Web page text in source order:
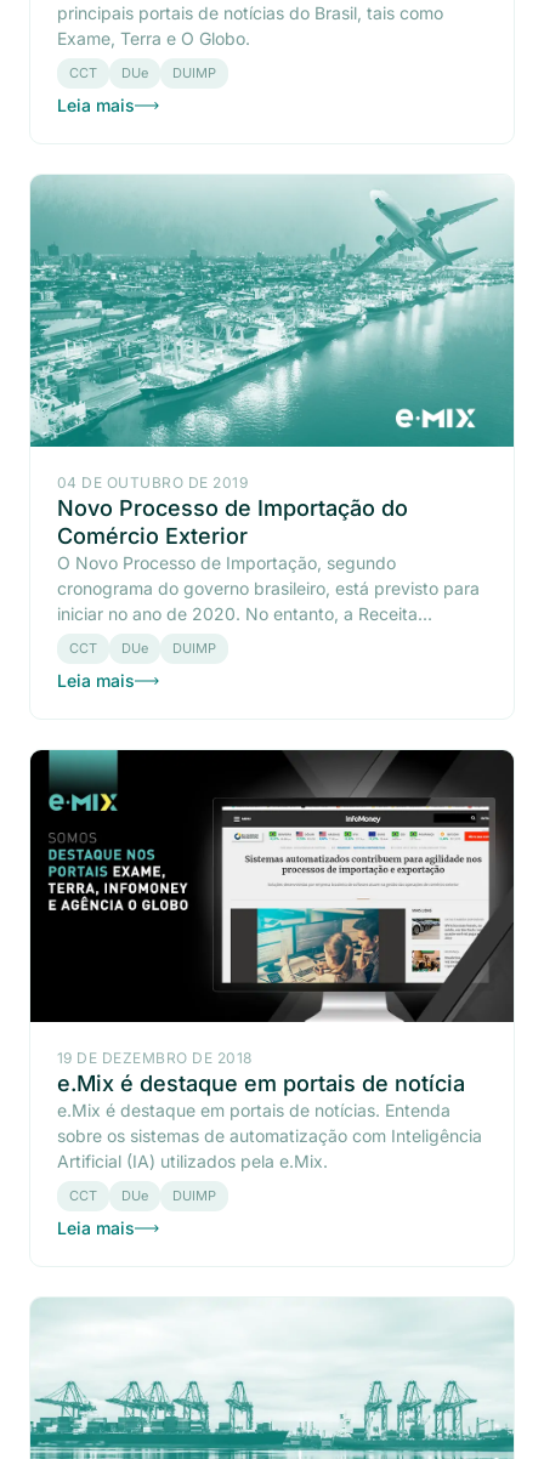
principais portais de notícias do Brasil, tais como
Exame, Terra e O Globo.
CCT DUe DUIMP
Leia mais
04 DE OUTUBRO DE 2019
Novo Processo de Importação do
Comércio Exterior
O Novo Processo de Importação, segundo
cronograma do governo brasileiro, está previsto para
iniciar no ano de 2020. No entanto, a Receita...
CCT DUe DUIMP
Leia mais
19 DE DEZEMBRO DE 2018
e.Mix é destaque em portais de notícia
e.Mix é destaque em portais de notícias. Entenda
sobre os sistemas de automatização com Inteligência
Artificial (IA) utilizados pela e.Mix.
CCT DUe DUIMP
Leia mais